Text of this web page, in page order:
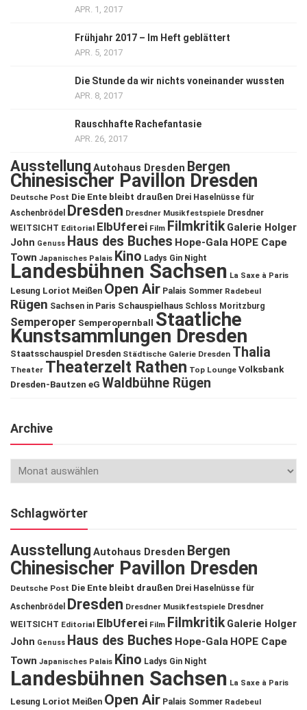
APR. 1, 2017
Frühjahr 2017 – Im Heft geblättert
APR. 5, 2017
Die Stunde da wir nichts voneinander wussten
APR. 8, 2017
Rauschhafte Rachefantasie
APR. 26, 2017
Ausstellung Autohaus Dresden Bergen
Chinesischer Pavillon Dresden
Deutsche Post Die Ente bleibt draußen Drei Haselnüsse für
Aschenbrödel
Dresden Dresdner Musikfestspiele Dresdner
WEITSICHT Editorial ElbUferei Film Filmkritik Galerie Holger
John Genuss Haus des Buches Hope-Gala HOPE Cape
Town Japanisches Palais Kino Ladys Gin Night
Landesbühnen Sachsen La Saxe à Paris
Lesung Loriot Meißen Open Air Palais Sommer Radebeul
Rügen Sachsen in Paris Schauspielhaus Schloss Moritzburg
Semperoper Semperopernball Staatliche
Kunstsammlungen Dresden
Staatsschauspiel Dresden Städtische Galerie Dresden Thalia
Theater Theaterzelt Rathen Top Lounge Volksbank
Dresden-Bautzen eG Waldbühne Rügen
Archive
Schlagwörter
Ausstellung Autohaus Dresden Bergen
Chinesischer Pavillon Dresden
Deutsche Post Die Ente bleibt draußen Drei Haselnüsse für
Aschenbrödel
Dresden Dresdner Musikfestspiele Dresdner
WEITSICHT Editorial ElbUferei Film Filmkritik Galerie Holger
John Genuss Haus des Buches Hope-Gala HOPE Cape
Town Japanisches Palais Kino Ladys Gin Night
Landesbühnen Sachsen La Saxe à Paris
Lesung Loriot Meißen Open Air Palais Sommer Radebeul